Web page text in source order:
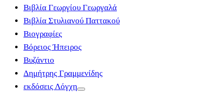
Βιβλία Γεωργίου Γεωργαλά
Βιβλία Στυλιανού Παττακού
Βιογραφίες
Βόρειος Ήπειρος
Βυζάντιο
Δημήτρης Γραμμενίδης
εκδόσεις Λόγχη